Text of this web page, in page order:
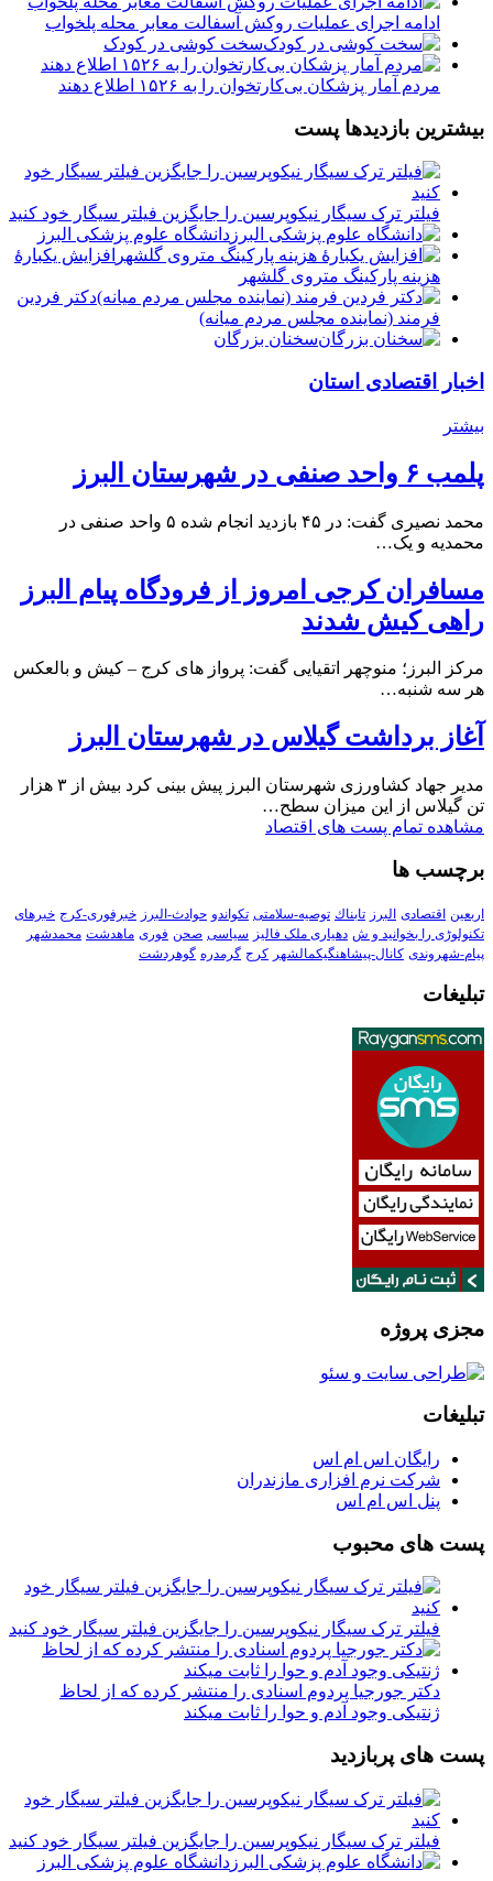
ادامه اجرای عملیات روکش آسفالت معابر محله پلخواب
سخت کوشی در کودک
مردم آمار پزشکان بی‌کارتخوان را به ۱۵۲۶ اطلاع دهند
بیشترین بازدیدها پست
فیلتر ترک سیگار نیکوپرسین را جایگزین فیلتر سیگار خود کنید
دانشگاه علوم پزشکی البرز
افزایش یکبارۀ
هزینه پارکینگ متروی گلشهر
دكتر فردين
فرمند (نماينده مجلس مردم میانه)
سخنان بزرگان
اخبار اقتصادی استان
بیشتر
پلمب ۶ واحد صنفی در شهرستان البرز
محمد نصیری گفت: در ۴۵ بازدید انجام شده ۵ واحد صنفی در
محمدیه و یک…
مسافران کرجی امروز از فرودگاه پیام البرز
راهی کیش شدند
مرکز البرز؛ منوچهر اتقیایی گفت: پرواز های کرج – کیش و بالعکس
هر سه شنبه…
آغاز برداشت گیلاس در شهرستان البرز
مدیر جهاد کشاورزی شهرستان البرز پیش بینی کرد بیش از ۳ هزار
تن گیلاس از این میزان سطح…
مشاهده تمام پست های اقتصاد
برچسب ها
اربعین اقتصادی البرز تابناك توصیه-سلامتی تکواندو حوادث-البرز خبرفوری-کرج خبرهای
تکنولوڑی را بخوانید و ش دهیاری ملک فالیز سیاسی صحن فوری ماهدشت محمدشهر
پیام-شهروندی کانال-پیشاهنگیکمالشهر کرج گرمدره گوهردشت
تبلیغات
مجزی پروژه
تبلیغات
رایگان اس ام اس
شرکت نرم افزاری مازندران
پنل اس ام اس
پست های محبوب
فیلتر ترک سیگار نیکوپرسین را جایگزین فیلتر سیگار خود کنید
دکتر جورجیا پردوم اسنادی را منتشر کرده که از لحاظ
ژنتیکی وجود آدم و حوا را ثابت میکند
پست های پربازدید
فیلتر ترک سیگار نیکوپرسین را جایگزین فیلتر سیگار خود کنید
دانشگاه علوم پزشکی البرز